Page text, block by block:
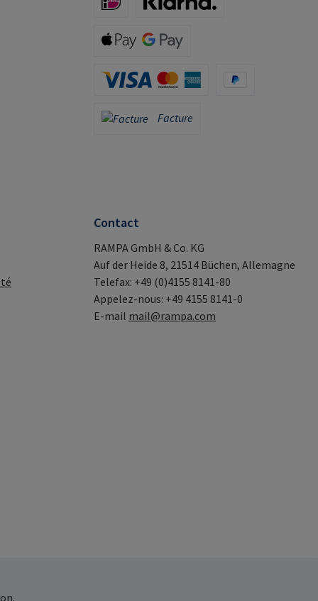
Facture
Facture
Contact
RAMPA GmbH & Co. KG
Auf der Heide 8, 21514 Büchen, Allemagne
Telefax: +49 (0)4155 8141-80
Appelez-nous: +49 4155 8141-0
E-mail mail@rampa.com